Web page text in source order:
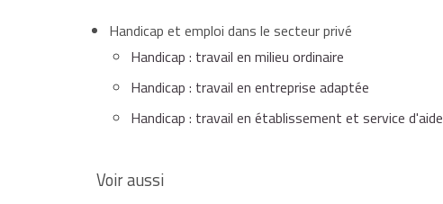
Handicap et emploi dans le secteur privé
Handicap : travail en milieu ordinaire
Handicap : travail en entreprise adaptée
Handicap : travail en établissement et service
Voir aussi